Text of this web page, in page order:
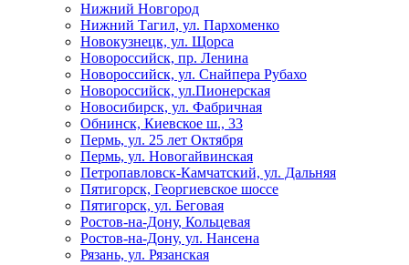
Нижний Новгород
Нижний Тагил, ул. Пархоменко
Новокузнецк, ул. Щорса
Новороссийск, пр. Ленина
Новороссийск, ул. Снайпера Рубахо
Новороссийск, ул.Пионерская
Новосибирск, ул. Фабричная
Обнинск, Киевское ш., 33
Пермь, ул. 25 лет Октября
Пермь, ул. Новогайвинская
Петропавловск-Камчатский, ул. Дальняя
Пятигорск, Георгиевское шоссе
Пятигорск, ул. Беговая
Ростов-на-Дону, Кольцевая
Ростов-на-Дону, ул. Нансена
Рязань, ул. Рязанская